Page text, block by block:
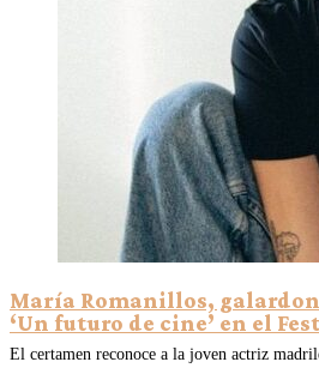
María Romanillos,
‘Un futuro de cine’ en el
El certamen reconoce a la joven actriz